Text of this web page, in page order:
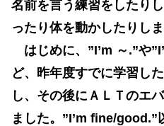
名前を言う練習をしたり
ったり体を動かしたりしま
はじめに、”I’m ～.”や
ど、昨年度すでに学習し
し、その後にＡＬＴのエ
ました。”I’m fine/good.”